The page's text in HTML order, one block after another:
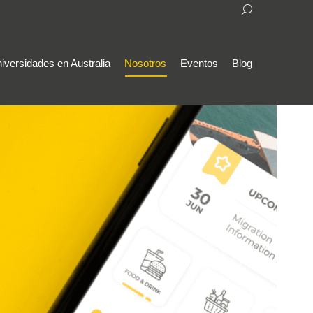
Search:
en Australia Nosotros Eventos Blog